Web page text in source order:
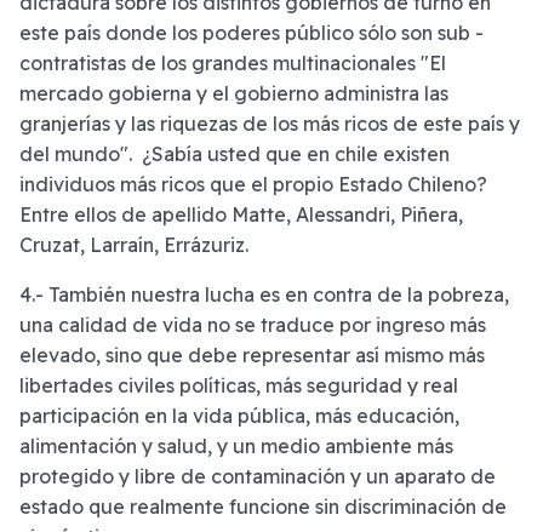
este país donde los poderes público sólo son sub -
contratistas de los grandes multinacionales "El
mercado gobierna y el gobierno administra las
granjerías y las riquezas de los más ricos de este país y
del mundo". ¿Sabía usted que en chile existen
individuos más ricos que el propio Estado Chileno?
Entre ellos de apellido Matte, Alessandri, Piñera,
Cruzat, Larraín, Errázuriz.
4.- También nuestra lucha es en contra de la pobreza,
una calidad de vida no se traduce por ingreso más
elevado, sino que debe representar así mismo más
libertades civiles políticas, más seguridad y real
participación en la vida pública, más educación,
alimentación y salud, y un medio ambiente más
protegido y libre de contaminación y un aparato de
estado que realmente funcione sin discriminación de